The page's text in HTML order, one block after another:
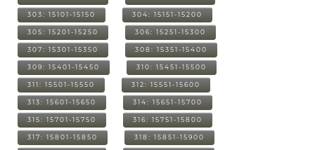
303: 15101-15150 304: 15151-15200
305: 15201-15250 306: 15251-15300
307: 15301-15350 308: 15351-15400
309: 15401-15450 310: 15451-15500
311: 15501-15550 312: 15551-15600
313: 15601-15650 314: 15651-15700
315: 15701-15750 316: 15751-15800
317: 15801-15850 318: 15851-15900